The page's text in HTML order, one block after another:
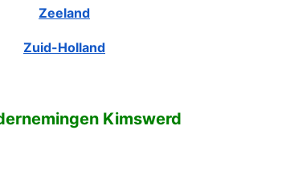
Zeeland
Zuid-Holland
Kimswerd